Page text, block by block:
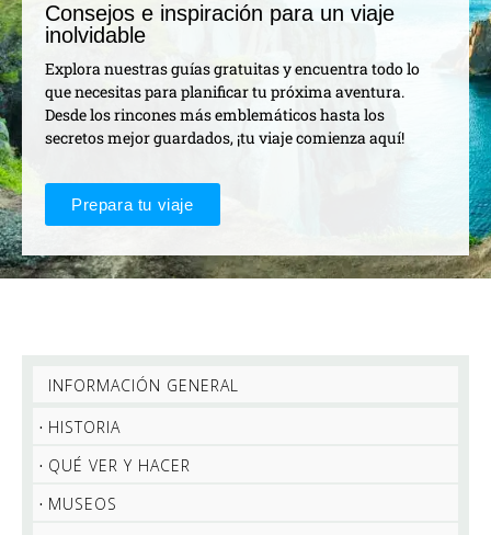
Consejos e inspiración para un viaje
inolvidable
Explora nuestras guías gratuitas y encuentra todo lo
que necesitas para planificar tu próxima aventura.
Desde los rincones más emblemáticos hasta los
secretos mejor guardados, ¡tu viaje comienza aquí!
Prepara tu viaje
INFORMACIÓN GENERAL
HISTORIA
QUÉ VER Y HACER
MUSEOS